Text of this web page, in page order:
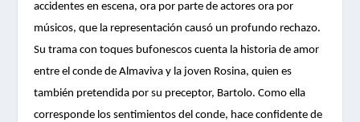
accidentes en escena, ora por parte de actores ora por
músicos, que la representación causó un profundo rechazo.
Su trama con toques bufonescos cuenta la historia de amor
entre el conde de Almaviva y la joven Rosina, quien es
también pretendida por su preceptor, Bartolo. Como ella
corresponde los sentimientos del conde, hace confidente de